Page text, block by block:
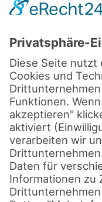
Eventstrom
IT-Lösungen
Disclaimer
Datenschutz
Impressum
Cookie-Einstellungen